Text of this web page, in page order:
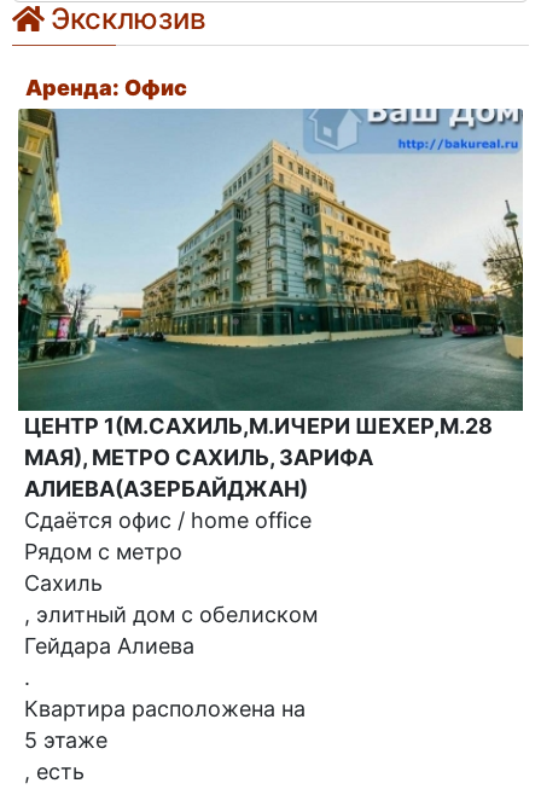
Эксклюзив
Аренда: Офис
ЦЕНТР 1(М.САХИЛЬ,М.ИЧЕРИ ШЕХЕР,М.28
МАЯ), МЕТРО САХИЛЬ, ЗАРИФА
АЛИЕВА(АЗЕРБАЙДЖАН)
Сдаётся офис / home office
Рядом с метро
Сахиль
, элитный дом с обелиском
Гейдара Алиева
.
Квартира расположена на
5 этаже
, есть